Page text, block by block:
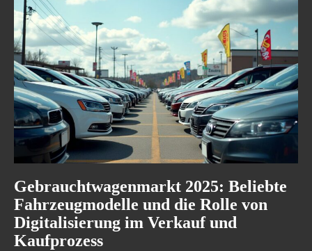
Gebrauchtwagenmarkt 2025: Beliebte
Fahrzeugmodelle und die Rolle von
Digitalisierung im Verkauf und
Kaufprozess